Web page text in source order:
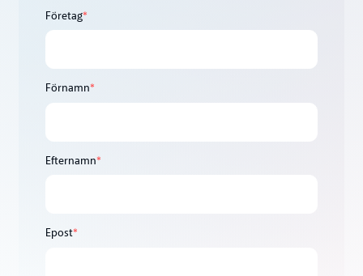
Företag*
Förnamn*
Efternamn*
Epost*